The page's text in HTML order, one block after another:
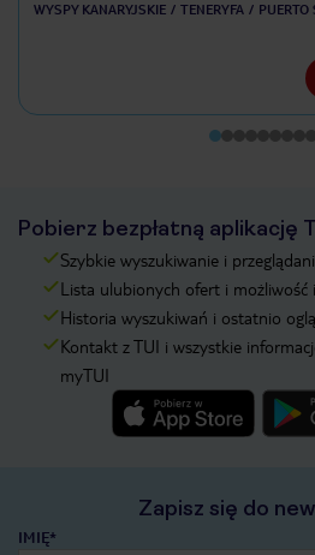
WYSPY KANARYJSKIE TENERYFA PUERTO
Pobierz bezpłatną aplikację
Szybkie wyszukiwanie i
Lista ulubionych ofert i możliwość
Historia wyszukiwań i ostatnio
Kontakt z TUI i wszystkie
myTUI
Zapisz się do
IMIĘ*